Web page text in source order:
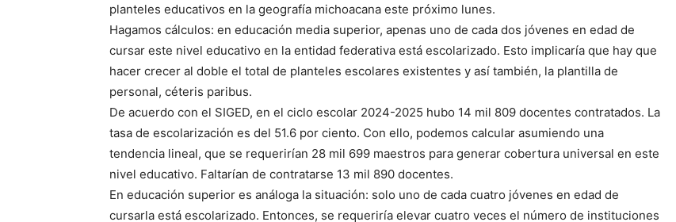
planteles educativos en la geografía michoacana este próximo lunes.
Hagamos cálculos: en educación media superior, apenas uno de cada dos jóvenes en edad de
cursar este nivel educativo en la entidad federativa está escolarizado. Esto implicaría que hay que
hacer crecer al doble el total de planteles escolares existentes y así también, la plantilla de
personal, céteris paribus.
De acuerdo con el SIGED, en el ciclo escolar 2024-2025 hubo 14 mil 809 docentes contratados. La
tasa de escolarización es del 51.6 por ciento. Con ello, podemos calcular asumiendo una
tendencia lineal, que se requerirían 28 mil 699 maestros para generar cobertura universal en este
nivel educativo. Faltarían de contratarse 13 mil 890 docentes.
En educación superior es análoga la situación: solo uno de cada cuatro jóvenes en edad de
cursarla está escolarizado. Entonces, se requeriría elevar cuatro veces el número de instituciones